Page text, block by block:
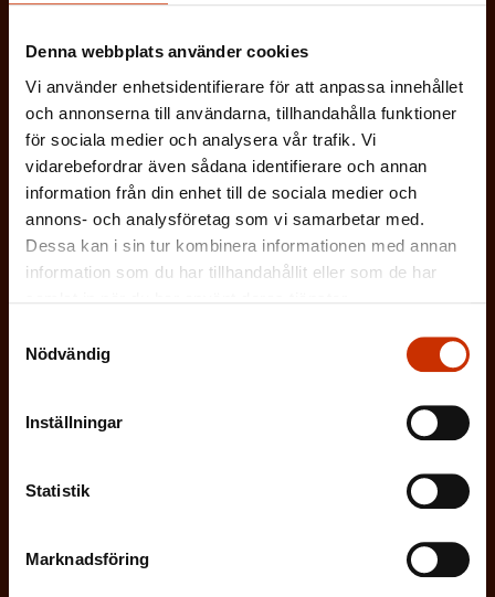
Denna webbplats använder cookies
Vi använder enhetsidentifierare för att anpassa innehållet
och annonserna till användarna, tillhandahålla funktioner
för sociala medier och analysera vår trafik. Vi
vidarebefordrar även sådana identifierare och annan
information från din enhet till de sociala medier och
annons- och analysföretag som vi samarbetar med.
Dessa kan i sin tur kombinera informationen med annan
information som du har tillhandahållit eller som de har
Nödvändig
Inställningar
Statistik
Marknadsföring
s
k
t
)
s
k
t
)
JOBBAR INOM FACKET
I ÖVRIGT INTRESSERAD AV ARBETSLIVET
På vilket språk vill du ha nyhetsbrevet?
SVENSKA FINSKA
Jag godkänner att mina uppgifter sparas och
dataskyddsbeskrivningen för